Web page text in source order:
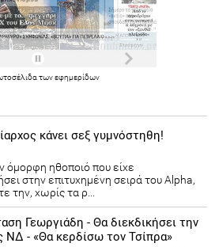
τωνεφημερίδων
κάνει σεξ γυμνόστηθη!
όμορφη ηθοποιό που είχε
στην επιτυχημένη σειρά του Alpha,
την, χωρίς τα ρ...
Γεωργιάδη - Θα διεκδικήσει την
ΝΔ - «Θα κερδίσω τον Τσίπρα»